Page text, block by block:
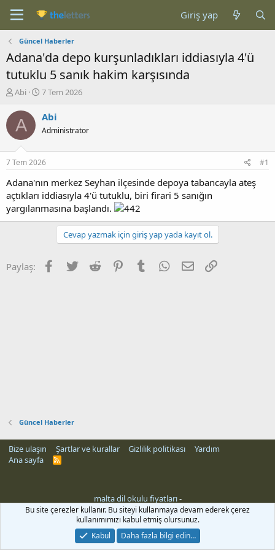
Giriş yap
Güncel Haberler
Adana'da depo kurşunladıkları iddiasıyla 4'ü
tutuklu 5 sanık hakim karşısında
K
n
b
u
u
b
a
ş
l
a
t
Abi
B
ş
a
g
ı
ç
t
a
r
i
7 Tem 2026
A Abi
Administrator
7 Tem 2026 #1
Adana'nın merkez Seyhan ilçesinde depoya tabancayla ateş
açtıkları iddiasıyla 4'ü tutuklu, biri firari 5 sanığın
yargılanmasına başlandı.
Cevap yazmak için giriş yap yada kayıt ol.
Paylaş: Facebook
Twitter Reddit PinterestTumblr WhatsApp
E-posta
Güncel Haberler
Bize ulaşın Şartlar ve kurallar Gizlilik politikası
Yardım
Ana sayfa
R
malta dil okulu fiyatları-
Bu site çerezler kullanır. Bu siteyi kullanmaya devam ederek çerez
kullanımımızı kabul etmiş olursunuz.
Kabul
Daha fazla bilgi edin…